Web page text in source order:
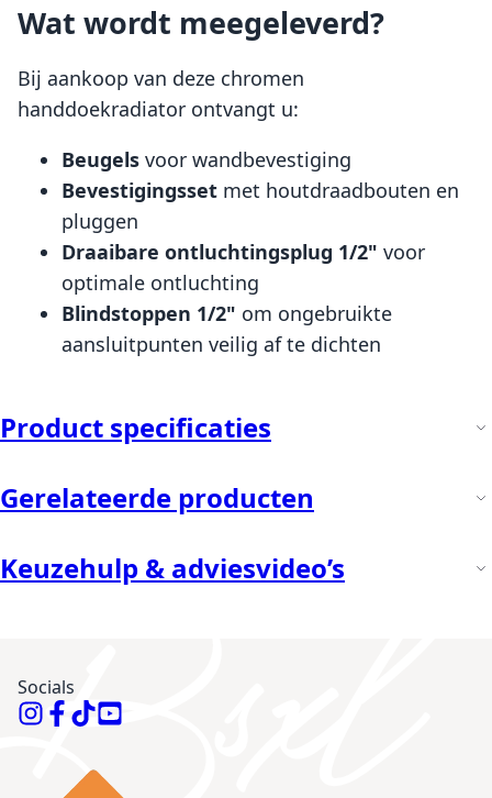
Wat wordt meegeleverd?
Bij aankoop van deze chromen
handdoekradiator ontvangt u:
Beugels voor wandbevestiging
Bevestigingsset met houtdraadbouten en
pluggen
Draaibare ontluchtingsplug 1/2" voor
optimale ontluchting
Blindstoppen 1/2" om ongebruikte
aansluitpunten veilig af te dichten
Product specificaties
Gerelateerde producten
Keuzehulp & adviesvideo’s
Socials